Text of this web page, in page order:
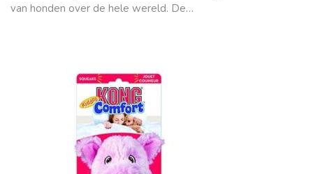
van honden over de hele wereld. De…